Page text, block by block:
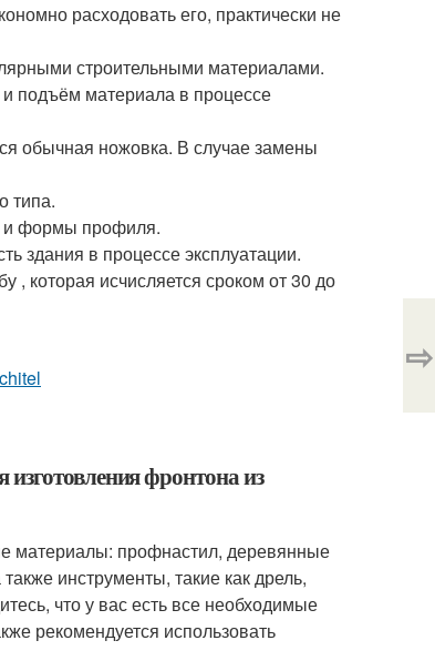
расходовать его, практически не
строительными материалами.
и подъём материала в процессе
обычная ножовка. В случае замены
типа.
и формы профиля.
здания в процессе эксплуатации.
которая исчисляется сроком от 30 до
фронтона из
материалы: профнастил, деревянные
инструменты, такие как дрель,
что у вас есть все необходимые
рекомендуется использовать
⇨